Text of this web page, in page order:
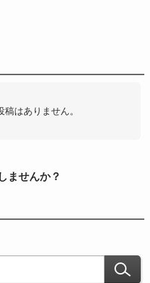
はありません。
ませんか？